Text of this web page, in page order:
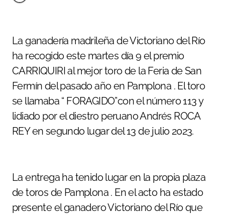
La ganadería madrileña de Victoriano del Río
ha recogido este martes día 9 el premio
CARRIQUIRI al mejor toro de la Feria de San
Fermín del pasado año en Pamplona . El toro
se llamaba “ FORAGIDO”con el número 113 y
lidiado por el diestro peruano Andrés ROCA
REY en segundo lugar del 13 de julio 2023.
La entrega ha tenido lugar en la propia plaza
de toros de Pamplona . En el acto ha estado
presente el ganadero Victoriano del Río que